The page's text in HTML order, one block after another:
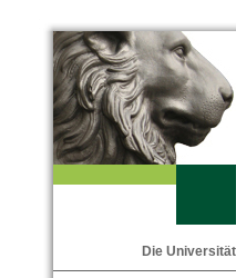
Die Universität